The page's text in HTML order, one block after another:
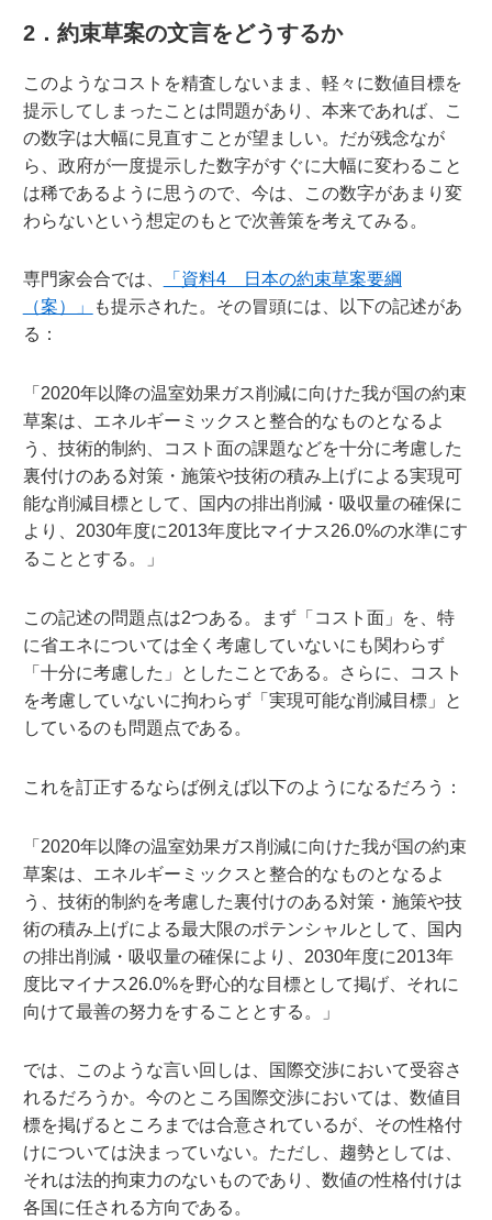
2．約束草案の文言をどうするか
このようなコストを精査しないまま、軽々に数値目標を
提示してしまったことは問題があり、本来であれば、こ
の数字は大幅に見直すことが望ましい。だが残念なが
ら、政府が一度提示した数字がすぐに大幅に変わること
は稀であるように思うので、今は、この数字があまり変
わらないという想定のもとで次善策を考えてみる。
専門家会合では、
「資料4 日本の約束草案要綱
（案）」
も提示された。その冒頭には、以下の記述があ
る：
「2020年以降の温室効果ガス削減に向けた我が国の約束
草案は、エネルギーミックスと整合的なものとなるよ
う、技術的制約、コスト面の課題などを十分に考慮した
裏付けのある対策・施策や技術の積み上げによる実現可
能な削減目標として、国内の排出削減・吸収量の確保に
より、2030年度に2013年度比マイナス26.0%の水準にす
ることとする。」
この記述の問題点は2つある。まず「コスト面」を、特
に省エネについては全く考慮していないにも関わらず
「十分に考慮した」としたことである。さらに、コスト
を考慮していないに拘わらず「実現可能な削減目標」と
しているのも問題点である。
これを訂正するならば例えば以下のようになるだろう：
「2020年以降の温室効果ガス削減に向けた我が国の約束
草案は、エネルギーミックスと整合的なものとなるよ
う、技術的制約を考慮した裏付けのある対策・施策や技
術の積み上げによる最大限のポテンシャルとして、国内
の排出削減・吸収量の確保により、2030年度に2013年
度比マイナス26.0%を野心的な目標として掲げ、それに
向けて最善の努力をすることとする。」
では、このような言い回しは、国際交渉において受容さ
れるだろうか。今のところ国際交渉においては、数値目
標を掲げるところまでは合意されているが、その性格付
けについては決まっていない。ただし、趨勢としては、
それは法的拘束力のないものであり、数値の性格付けは
各国に任される方向である。